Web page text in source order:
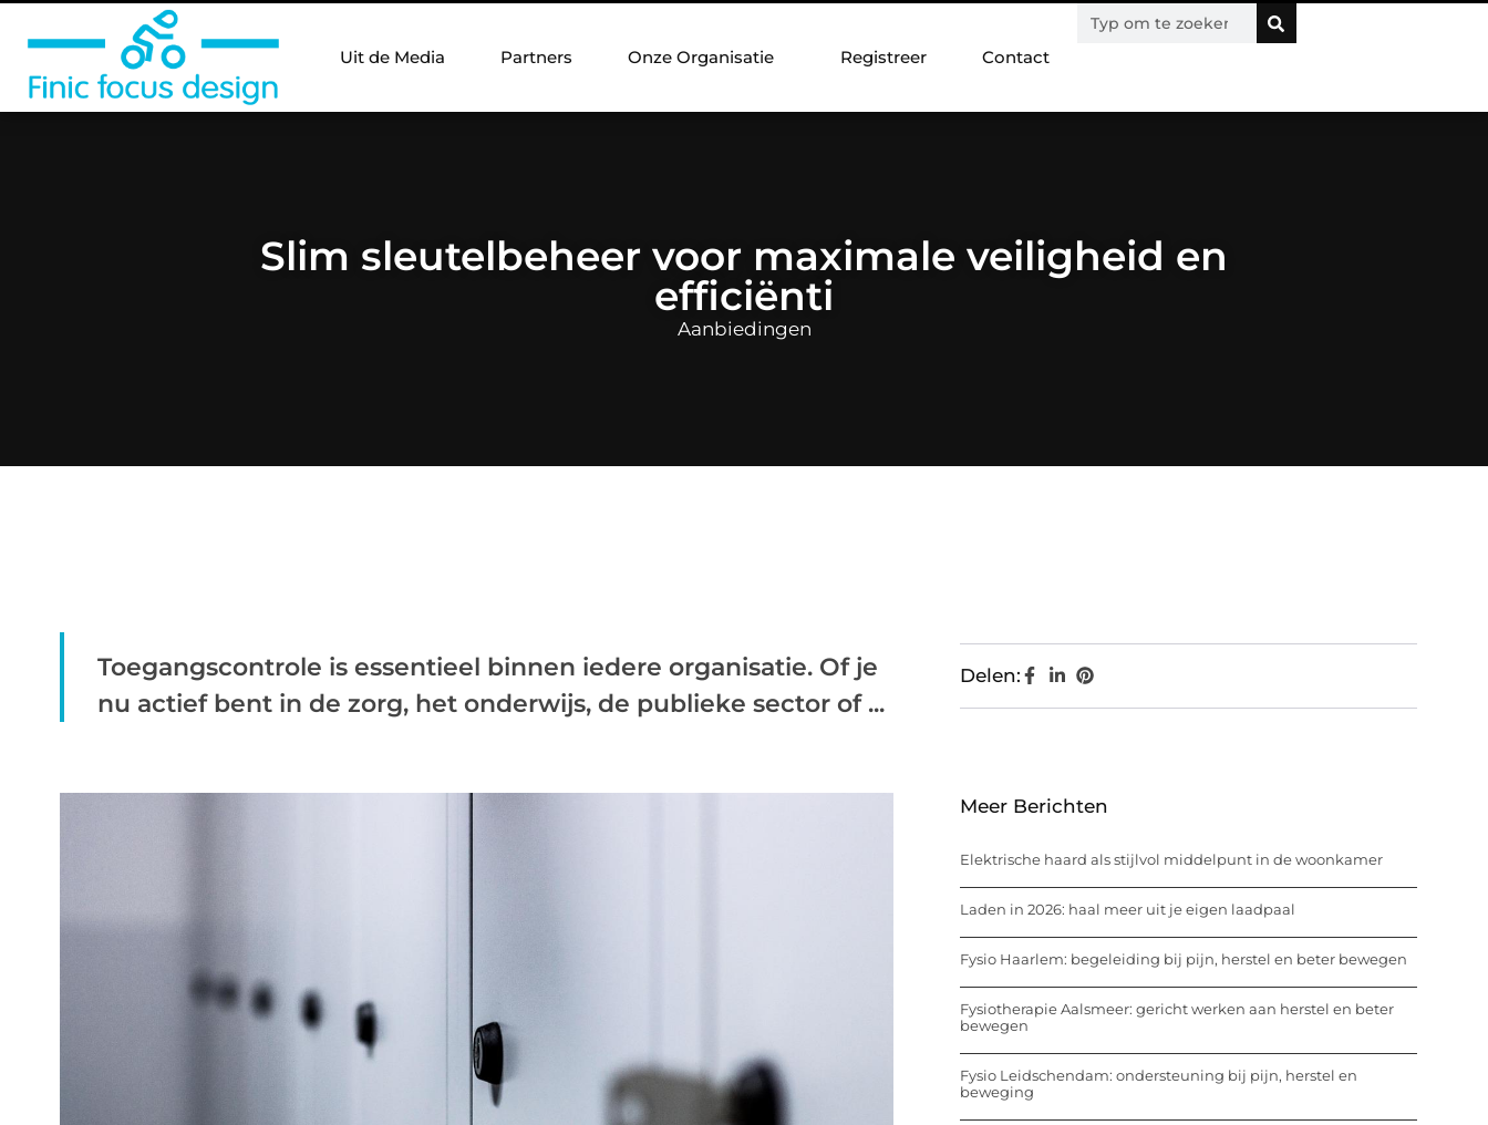
Uit de Media Partners Onze Organisatie Registreer Contact
Slim sleutelbeheer voor maximale veiligheid en
efficiënti
Aanbiedingen
Toegangscontrole is essentieel binnen iedere organisatie. Of je
nu actief bent in de zorg, het onderwijs, de publieke sector of ...
Delen:
Meer Berichten
Elektrische haard als stijlvol middelpunt in de woonkamer
Laden in 2026: haal meer uit je eigen laadpaal
Fysio Haarlem: begeleiding bij pijn, herstel en beter bewegen
Fysiotherapie Aalsmeer: gericht werken aan herstel en beter
bewegen
Fysio Leidschendam: ondersteuning bij pijn, herstel en
beweging